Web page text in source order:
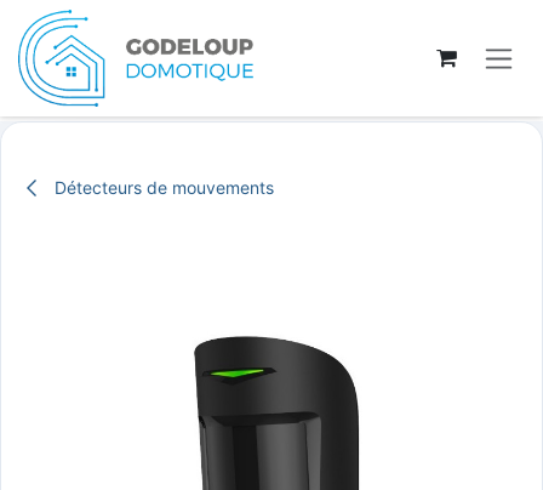
Se rendre au contenu
Détecteurs de mouvements